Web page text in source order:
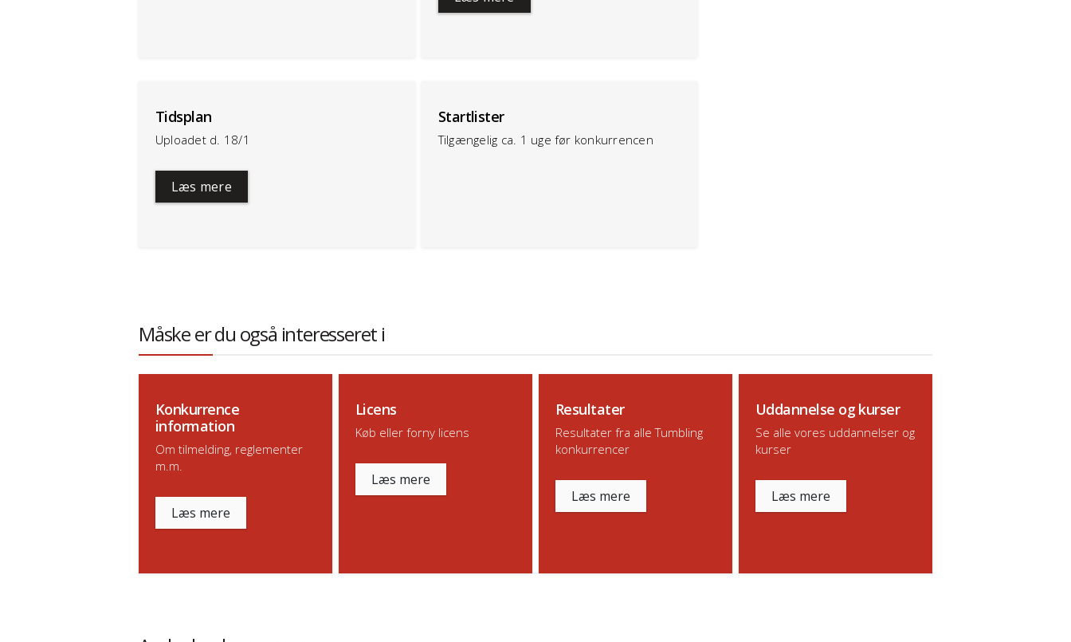
Tidsplan
Uploadet d. 18/1
Læs mere
Startlister
Tilgængelig ca. 1 uge før konkurrencen
Måske er du også interesseret i
Konkurrence
information
Om tilmelding, reglementer
m.m.
Læs mere
Licens
Køb eller forny licens
Læs mere
Resultater
Resultater fra alle Tumbling
konkurrencer
Læs mere
Uddannelse og kurser
Se alle vores uddannelser og
kurser
Læs mere